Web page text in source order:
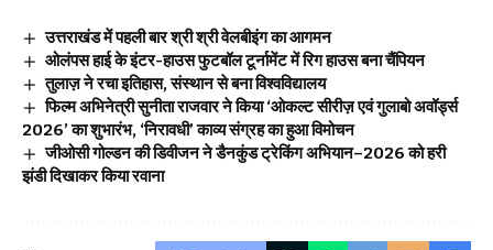
उत्तराखंड में पहली बार श्री श्री वेलबीइंग का आगमन
ओलंपस हाई के इंटर-हाउस फुटबॉल टूर्नामेंट में रिग हाउस बना चैंपियन
तुलाज़ ने रचा इतिहास, संस्थान से बना विश्वविद्यालय
फिल्म अभिनेत्री सुनीता राजवार ने किया ‘ओकल्ट सीरीज़ एवं गुलाबो अवॉर्ड्स
2026’ का शुभारंभ, ‘निरावधी’ काव्य संग्रह का हुआ विमोचन
जीओसी गोल्डन की डिवीजन ने डैनकुंड ट्रेकिंग अभियान–2026 को हरी
झंडी दिखाकर किया रवाना